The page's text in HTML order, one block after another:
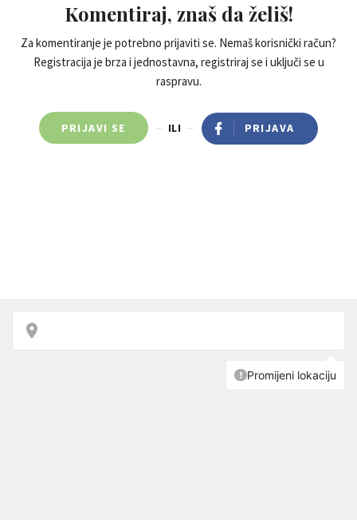
Komentiraj, znaš da želiš!
Za komentiranje je potrebno prijaviti se. Nemaš korisnički račun?
Registracija je brza i jednostavna, registriraj se i uključi se u
raspravu.
PRIJAVI SE ILI PRIJAVA